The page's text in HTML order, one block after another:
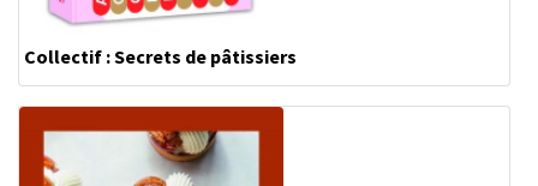
Collectif : Secrets de pâtissiers